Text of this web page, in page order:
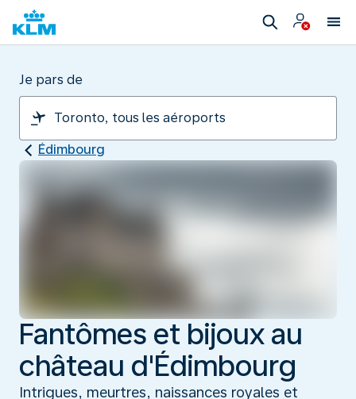
Je pars de
Édimbourg
Fantômes et bijoux au
château d'Édimbourg
Intrigues, meurtres, naissances royales et